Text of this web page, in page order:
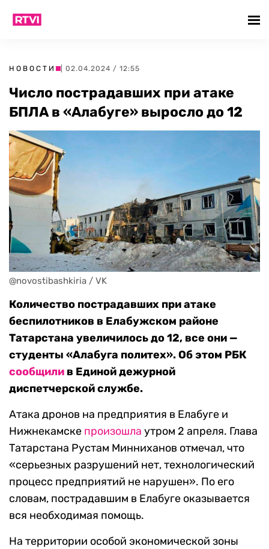
НОВОСТИ | 02.04.2024 / 12:55
Число пострадавших при атаке
БПЛА в «Алабуге» выросло до 12
@novostibashkiria / VK
Количество пострадавших при атаке
беспилотников в Елабужском районе
Татарстана увеличилось до 12, все они —
студенты «Алабуга политех». Об этом РБК
сообщили в Единой дежурной
диспетчерской службе.
Атака дронов на предприятия в Елабуге и
Нижнекамске произошла утром 2 апреля. Глава
Татарстана Рустам Минниханов отмечал, что
«серьезных разрушений нет, технологический
процесс предприятий не нарушен». По его
словам, пострадавшим в Елабуге оказывается
вся необходимая помощь.
На территории особой экономической зоны